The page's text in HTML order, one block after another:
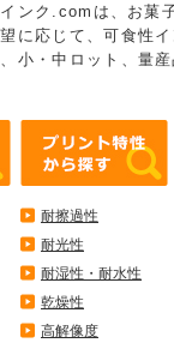
ンク.comは、お菓
に応じて、可食性
小・中ロット、量
耐擦過性
耐光性
耐湿性・耐水性
乾燥性
高解像度